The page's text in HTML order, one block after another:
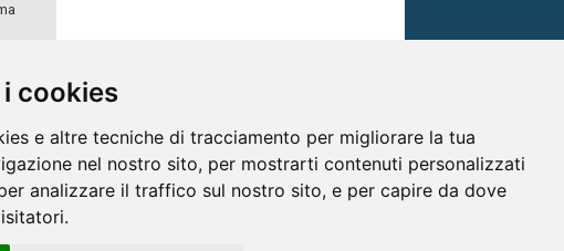
cookies
e altre tecniche di tracciamento per migliorare la tua
nel nostro sito, per mostrarti contenuti personalizzati
analizzare il traffico sul nostro sito, e per capire da dove